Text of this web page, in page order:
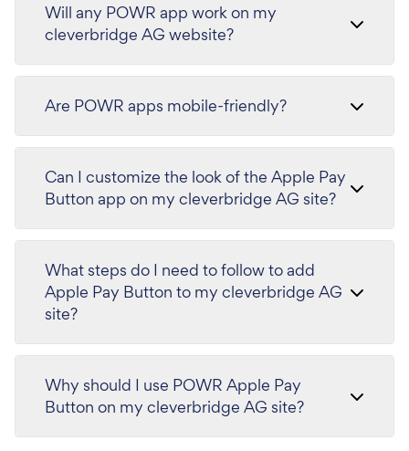
Will any POWR app work on my
cleverbridge AG website?
Are POWR apps mobile-friendly?
Can I customize the look of the Apple Pay
Button app on my cleverbridge AG site?
What steps do I need to follow to add
Apple Pay Button to my cleverbridge AG
site?
Why should I use POWR Apple Pay
Button on my cleverbridge AG site?